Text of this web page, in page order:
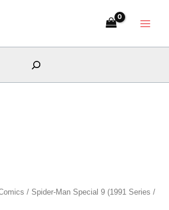
Search
/ Spider-Man Special 9 (1991 Series /